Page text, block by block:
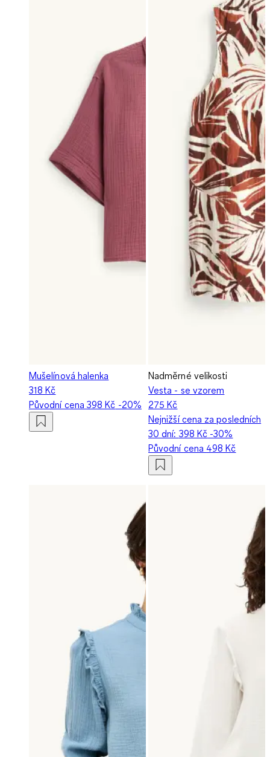
Mušelínová halenka
318 Kč
Původní cena398 Kč -20%
Nadměrné velikosti
Vesta - se vzorem
275 Kč
Nejnižší cena za posledních
30 dní: 398 Kč -30%
Původní cena 498 Kč